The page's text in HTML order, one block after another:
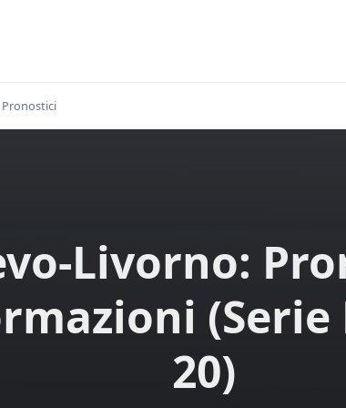
Pronostici
Livorno:
(Serie
20)